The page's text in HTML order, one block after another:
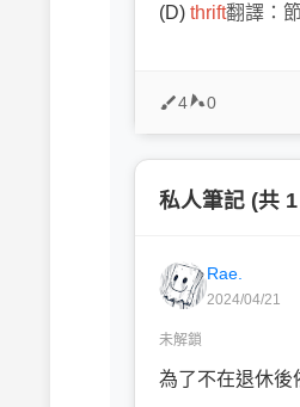
(D) thrift翻譯：
4 0
私人筆記 (共
Rae.
2024/04/21
未解鎖
為了不在退休後